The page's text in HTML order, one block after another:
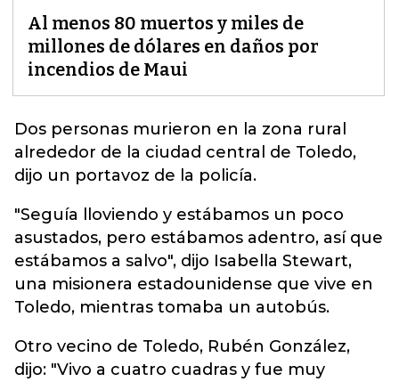
Al menos 80 muertos y miles de
millones de dólares en daños por
incendios de Maui
Dos personas murieron en la zona rural
alrededor de la ciudad central de Toledo,
dijo un portavoz de la policía.
"Seguía lloviendo y estábamos un poco
asustados, pero estábamos adentro, así que
estábamos a salvo", dijo Isabella Stewart,
una misionera estadounidense que vive en
Toledo, mientras tomaba un autobús.
Otro vecino de Toledo, Rubén González,
dijo: "Vivo a cuatro cuadras y fue muy